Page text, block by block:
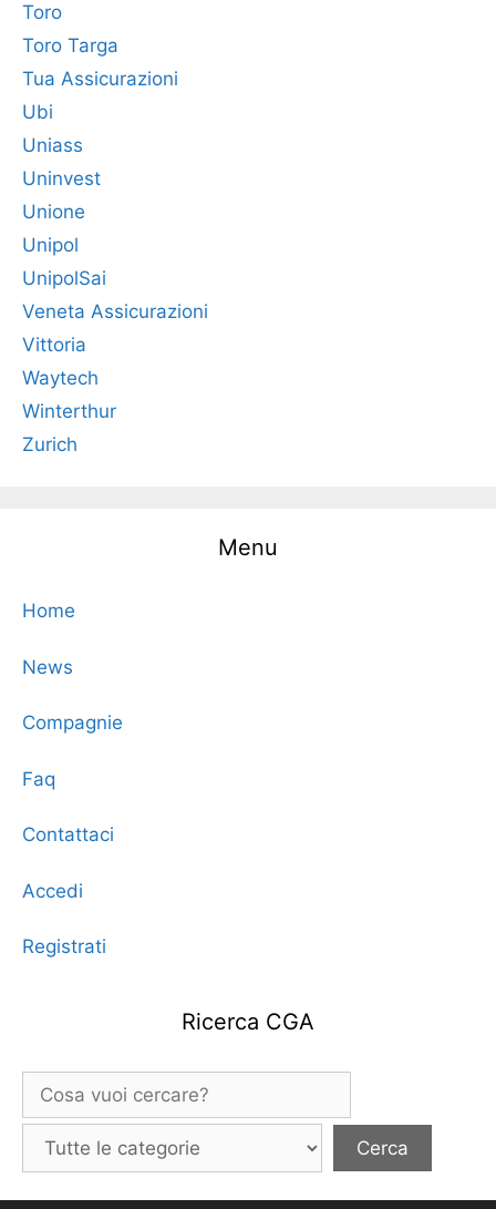
Toro
Toro Targa
Tua Assicurazioni
Ubi
Uniass
Uninvest
Unione
Unipol
UnipolSai
Veneta Assicurazioni
Vittoria
Waytech
Winterthur
Zurich
Menu
Home
News
Compagnie
Faq
Contattaci
Accedi
Registrati
Ricerca CGA